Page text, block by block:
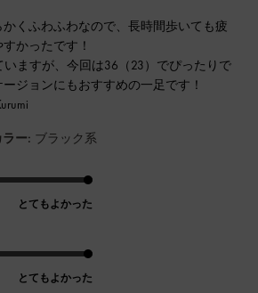
くふわふわなので、長時間歩いても疲
かったです！
いますが、今回は36（23）でぴったりで
ジョンにもおすすめの一足です！
ラー: ブラック系
とてもよかった
とてもよかった